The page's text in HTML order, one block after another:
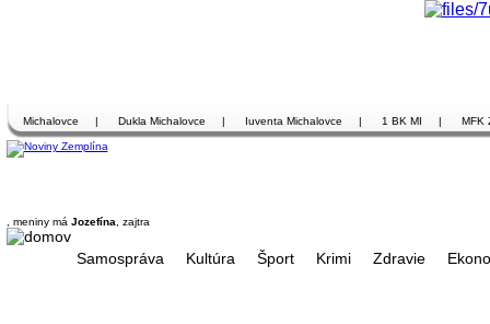
Michalovce | Dukla Michalovce | Iuventa Michalovce | 1 BK MI | MFK
, meniny má Jozefína , zajtra
Samospráva Kultúra Šport Krimi Zdravie